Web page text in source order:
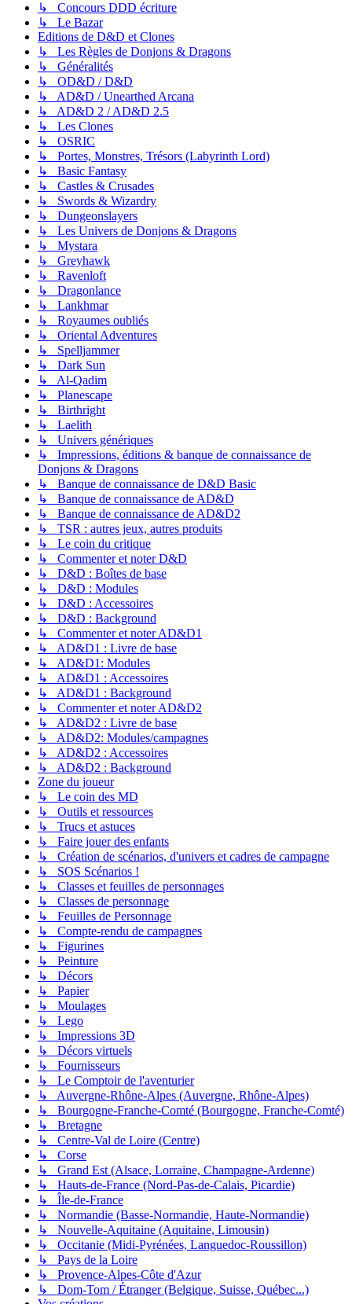
↳ Concours DDD écriture
↳ Le Bazar
Editions de D&D et Clones
↳ Les Règles de Donjons & Dragons
↳ Généralités
↳ OD&D / D&D
↳ AD&D / Unearthed Arcana
↳ AD&D 2 / AD&D 2.5
↳ Les Clones
↳ OSRIC
↳ Portes, Monstres, Trésors (Labyrinth Lord)
↳ Basic Fantasy
↳ Castles & Crusades
↳ Swords & Wizardry
↳ Dungeonslayers
↳ Les Univers de Donjons & Dragons
↳ Mystara
↳ Greyhawk
↳ Ravenloft
↳ Dragonlance
↳ Lankhmar
↳ Royaumes oubliés
↳ Oriental Adventures
↳ Spelljammer
↳ Dark Sun
↳ Al-Qadim
↳ Planescape
↳ Birthright
↳ Laelith
↳ Univers génériques
↳ Impressions, éditions & banque de connaissance de
Donjons & Dragons
↳ Banque de connaissance de D&D Basic
↳ Banque de connaissance de AD&D
↳ Banque de connaissance de AD&D2
↳ TSR : autres jeux, autres produits
↳ Le coin du critique
↳ Commenter et noter D&D
↳ D&D : Boîtes de base
↳ D&D : Modules
↳ D&D : Accessoires
↳ D&D : Background
↳ Commenter et noter AD&D1
↳ AD&D1 : Livre de base
↳ AD&D1: Modules
↳ AD&D1 : Accessoires
↳ AD&D1 : Background
↳ Commenter et noter AD&D2
↳ AD&D2 : Livre de base
↳ AD&D2: Modules/campagnes
↳ AD&D2 : Accessoires
↳ AD&D2 : Background
Zone du joueur
↳ Le coin des MD
↳ Outils et ressources
↳ Trucs et astuces
↳ Faire jouer des enfants
↳ Création de scénarios, d'univers et cadres de campagne
↳ SOS Scénarios !
↳ Classes et feuilles de personnages
↳ Classes de personnage
↳ Feuilles de Personnage
↳ Compte-rendu de campagnes
↳ Figurines
↳ Peinture
↳ Décors
↳ Papier
↳ Moulages
↳ Lego
↳ Impressions 3D
↳ Décors virtuels
↳ Fournisseurs
↳ Le Comptoir de l'aventurier
↳ Auvergne-Rhône-Alpes (Auvergne, Rhône-Alpes)
↳ Bourgogne-Franche-Comté (Bourgogne, Franche-Comté)
↳ Bretagne
↳ Centre-Val de Loire (Centre)
↳ Corse
↳ Grand Est (Alsace, Lorraine, Champagne-Ardenne)
↳ Hauts-de-France (Nord-Pas-de-Calais, Picardie)
↳ Île-de-France
↳ Normandie (Basse-Normandie, Haute-Normandie)
↳ Nouvelle-Aquitaine (Aquitaine, Limousin)
↳ Occitanie (Midi-Pyrénées, Languedoc-Roussillon)
↳ Pays de la Loire
↳ Provence-Alpes-Côte d'Azur
↳ Dom-Tom / Étranger (Belgique, Suisse, Québec...)